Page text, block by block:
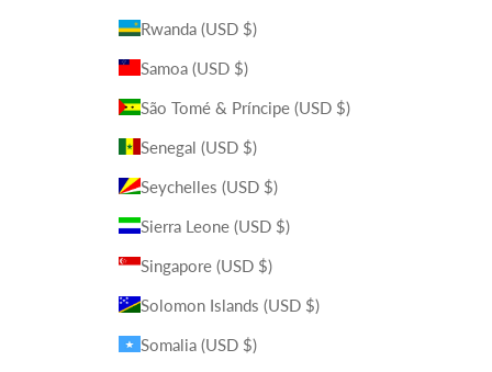
Rwanda (USD $)
Samoa (USD $)
São Tomé & Príncipe (USD $)
Senegal (USD $)
Seychelles (USD $)
Sierra Leone (USD $)
Singapore (USD $)
Solomon Islands (USD $)
Somalia (USD $)